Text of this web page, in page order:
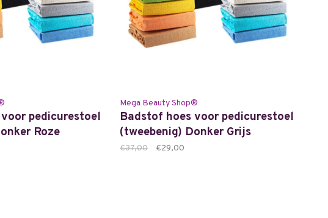
pedicurestoel
Roze
Mega Beauty Shop®
Badstof hoes voor pedicurestoel
(tweebenig) Donker Grijs
€37,00 €29,00